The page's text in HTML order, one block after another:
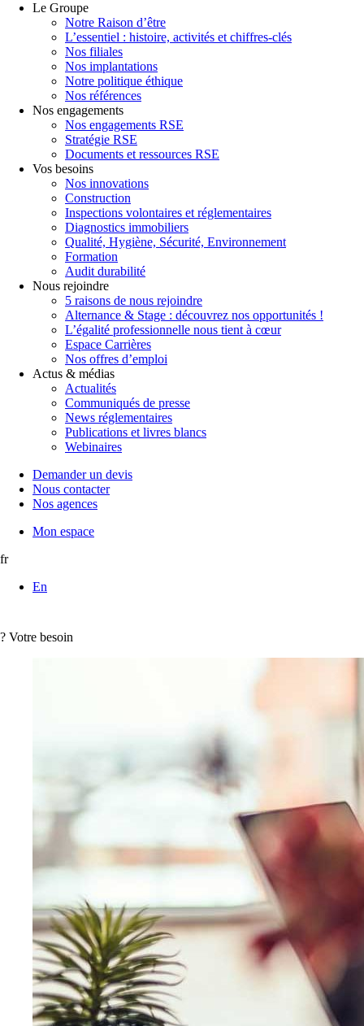
Le Groupe
Notre Raison d’être
L’essentiel : histoire, activités et chiffres-clés
Nos filiales
Nos implantations
Notre politique éthique
Nos références
Nos engagements
Nos engagements RSE
Stratégie RSE
Documents et ressources RSE
Vos besoins
Nos innovations
Construction
Inspections volontaires et réglementaires
Diagnostics immobiliers
Qualité, Hygiène, Sécurité, Environnement
Formation
Audit durabilité
Nous rejoindre
5 raisons de nous rejoindre
Alternance & Stage : découvrez nos opportunités !
L’égalité professionnelle nous tient à cœur
Espace Carrières
Nos offres d’emploi
Actus & médias
Actualités
Communiqués de presse
News réglementaires
Publications et livres blancs
Webinaires
Demander un devis
Nous contacter
Nos agences
Mon espace
fr
En
? Votre besoin